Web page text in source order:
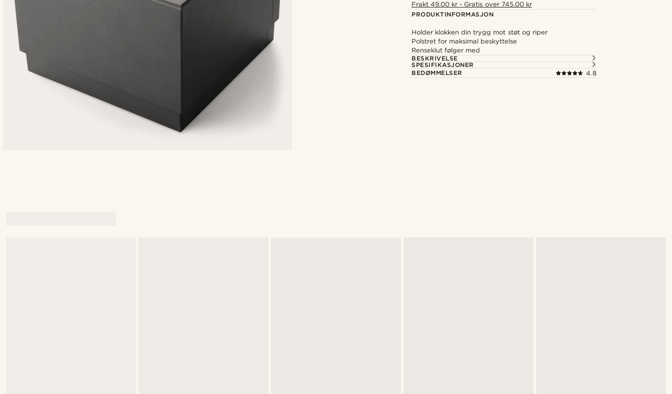
Frakt 49.00 kr - Gratis over 745.00 kr
PRODUKTINFORMASJON
Holder klokken din trygg mot støt og riper
Polstret for maksimal beskyttelse
Renseklut følger med
BESKRIVELSE
SPESIFIKASJONER
BEDØMMELSER
4.8